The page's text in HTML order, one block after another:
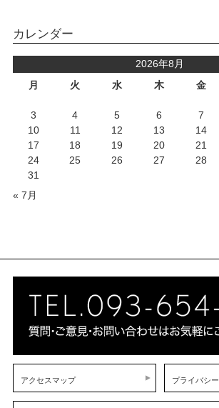
カレンダー
2026年8月
月
火 水 木 金
« 7月
3
4 5 6 7
10
11 12 13 14
17
18 19 20 21
24
25 26 27 28
31
アクセスマップ プライバシー